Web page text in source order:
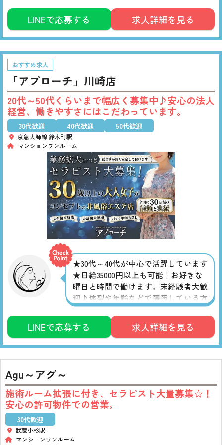
集客力／会員数8,000名OVER／リピー
ト率 85％！稼げる環境を用意していま
す♪
LINEで応募する 求人詳細を見る
おすすめ求人
「アプローチ」川崎店
20代～50代くらいまで幅広く募集中♪安心の法人
経営、働きやすさにはこだわっています。
30代歓迎 40代歓迎 50代歓迎
京急大師線 鈴木町駅
マンションワンルーム
★30代～40代が中心で活躍しています
★日給35000円以上も可能！お好きな
曜日と時間で働けます。未経験者大歓
迎♪体型や年齢などで躊躇している方
も一度ご相談ください。清潔感があっ
て真面目な方は大歓迎です。
LINEで応募する 求人詳細を見る
Agu～アグ～
施術ルーム拡張に付き、セラピスト大量募集☆！
安心の許可物件での営業。
30代歓迎
武蔵小杉駅
マンションワンルーム